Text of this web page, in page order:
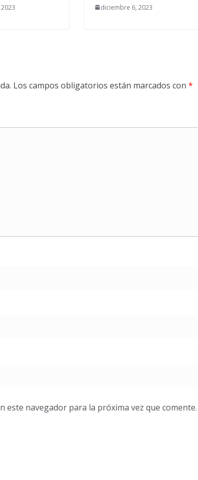
diciembre 6, 2023
Los campos obligatorios están marcados con *
este navegador para la próxima vez que comente.